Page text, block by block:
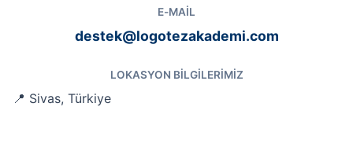
E-MAIL
destek@logotezakademi.com
LOKASYON BILGILERIMIZ
📍 Sivas, Türkiye